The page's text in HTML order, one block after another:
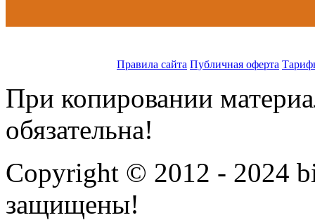
Правила сайта Публичная оферта
При копировании
обязательна!
Copyright © 2012 - 2024
защищены!